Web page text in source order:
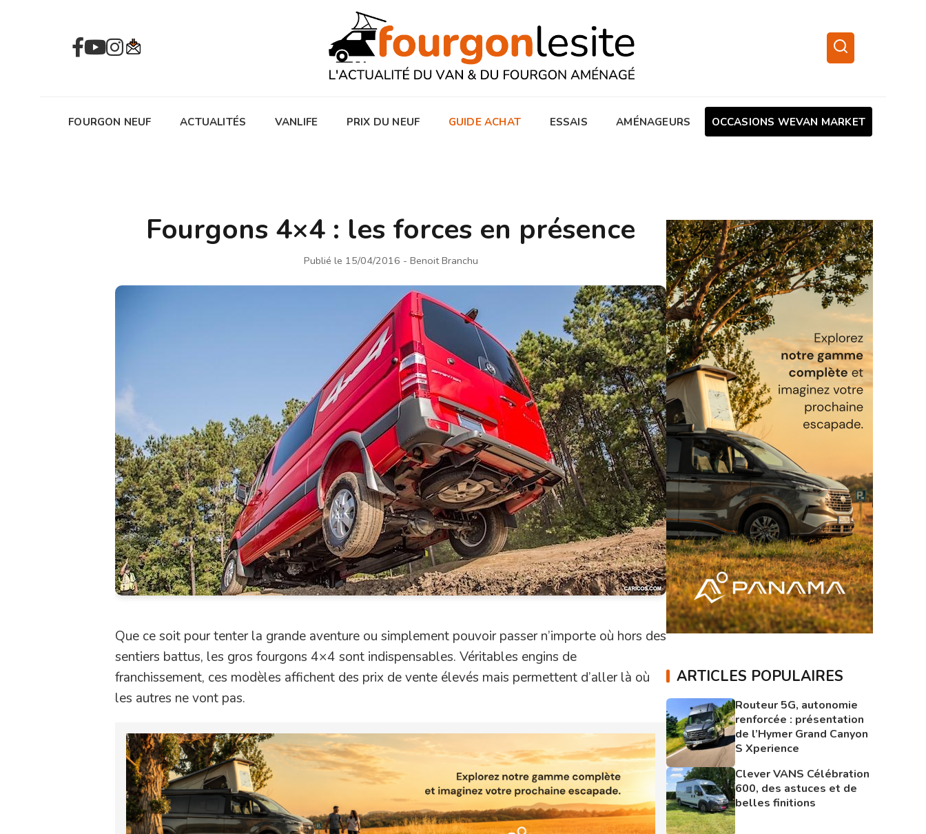
FOURGON NEUF ACTUALITÉS VANLIFE PRIX DU NEUF GUIDE ACHAT ESSAIS AMÉNAGEURS OCCASIONS WEVAN MARKET
Fourgons 4×4 : les forces en présence
Publié le 15/04/2016 - Benoit Branchu
Que ce soit pour tenter la grande aventure ou simplement pouvoir passer n’importe où hors des
sentiers battus, les gros fourgons 4×4 sont indispensables. Véritables engins de
franchissement, ces modèles affichent des prix de vente élevés mais permettent d’aller là où
les autres ne vont pas.
ARTICLES POPULAIRES
Routeur 5G, autonomie
renforcée : présentation
de l’Hymer Grand Canyon
S Xperience
Clever VANS Célébration
600, des astuces et de
belles finitions